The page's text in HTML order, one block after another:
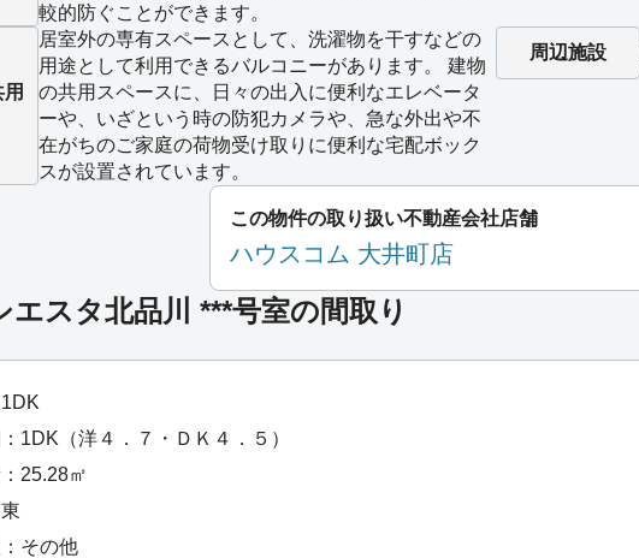
較的防ぐことができます。
居室外の専有スペースとして、洗濯物を干すなどの
用途として利用できるバルコニーがあります。 建物
の共用スペースに、日々の出入に便利なエレベータ
ーや、いざという時の防犯カメラや、急な外出や不
在がちのご家庭の荷物受け取りに便利な宅配ボック
スが設置されています。
周辺施設
この物件の取り扱い不動産会社店舗
ハウスコム 大井町店
エスタ北品川 ***号室の間取り
1DK（洋４．７・ＤＫ４．５）
25.28㎡
その他